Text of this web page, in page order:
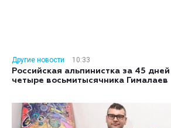
Другие новости
10:33
Российская альпинистка за 45
четыре восьмитысячника Гималаев